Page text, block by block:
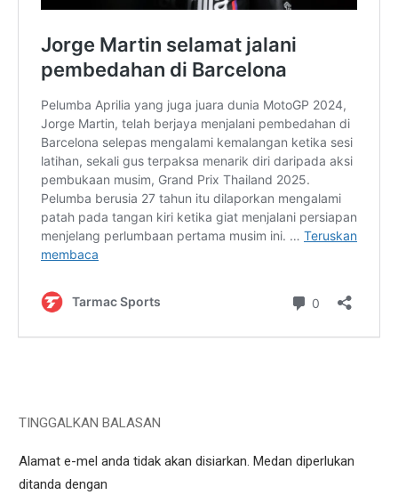
TINGGALKAN BALASAN
Alamat e-mel anda tidak akan disiarkan. Medan diperlukan
ditanda dengan